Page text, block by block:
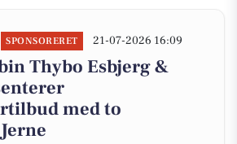
SPONSORERET 21-07-2026 16:09
Thybo Esbjerg &
med to